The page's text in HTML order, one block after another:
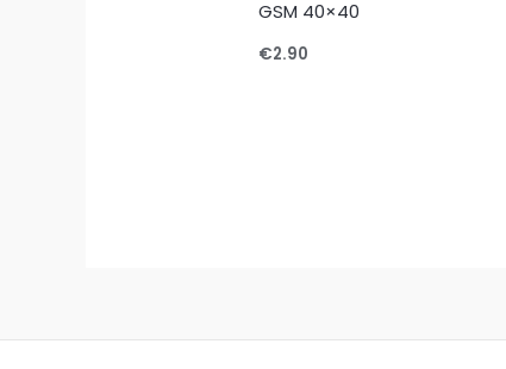
GSM 40×40
€2.90